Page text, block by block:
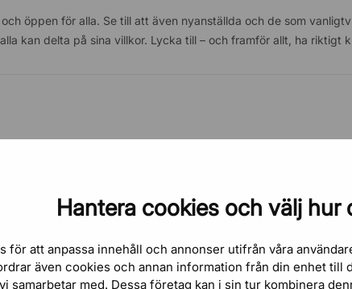
Hantera cookies och välj hur
för att anpassa innehåll och annonser utifrån våra
även cookies och annan information från din enhet till
samarbetar med. Dessa företag kan i sin tur kombinera
öppen för alla. Se till att även nyanställda och de som
kan delta på sina villkor. Lycka till – och framför allt, ha riktigt